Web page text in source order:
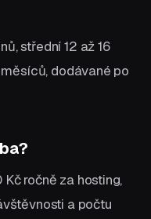
střední 12 až 16
dodávané po
ročně za hosting,
a počtu